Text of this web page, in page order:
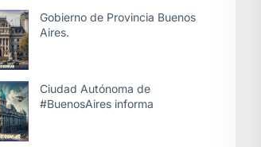
Gobierno de Provincia Buenos
Aires.
Ciudad Autónoma de
#BuenosAires informa